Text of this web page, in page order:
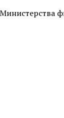
Министерства